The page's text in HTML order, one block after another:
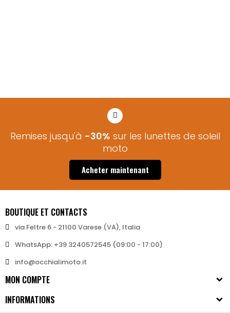
Remises jusqu'à -30% sur les lunettes de soleil
moto​
Acheter maintenant
BOUTIQUE ET CONTACTS
via Feltre 6 - 21100 Varese (VA), Italia
WhatsApp: +39 3240572545 (09:00 - 17:00)
info@occhialimoto.it
MON COMPTE
INFORMATIONS